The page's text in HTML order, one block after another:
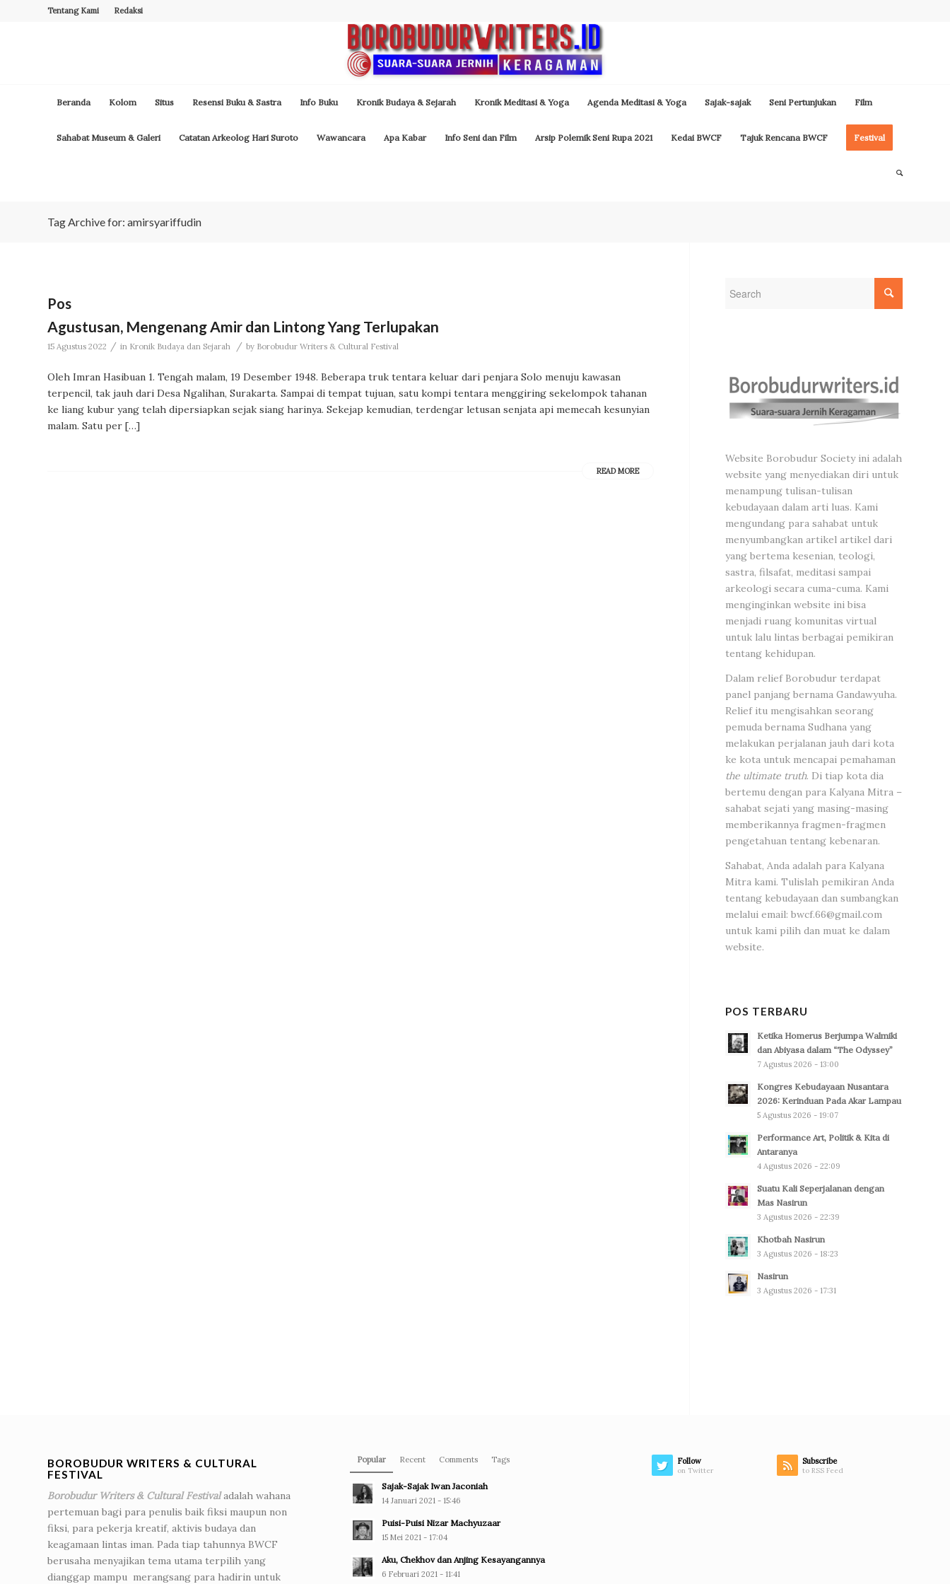
Tentang Kami Redaksi
Beranda Kolom Situs Resensi Buku & Sastra Info Buku Kronik Budaya & Sejarah Kronik Meditasi & Yoga Agenda Meditasi & Yoga Sajak-sajak Seni Pertunjukan Film
Sahabat Museum & Galeri Catatan Arkeolog Hari Suroto Wawancara Apa Kabar Info Seni dan Film Arsip Polemik Seni Rupa 2021 Kedai BWCF Tajuk Rencana BWCF Festival
Tag Archive for: amirsyariffudin
Pos
Agustusan, Mengenang Amir dan Lintong Yang Terlupakan
15 Agustus 2022 / in Kronik Budaya dan Sejarah / by Borobudur Writers & Cultural Festival
Oleh Imran Hasibuan 1. Tengah malam, 19 Desember 1948. Beberapa truk tentara keluar dari penjara Solo menuju kawasan
terpencil, tak jauh dari Desa Ngalihan, Surakarta. Sampai di tempat tujuan, satu kompi tentara menggiring sekelompok tahanan
ke liang kubur yang telah dipersiapkan sejak siang harinya. Sekejap kemudian, terdengar letusan senjata api memecah kesunyian
malam. Satu per […]
READ MORE
Website Borobudur Society ini adalah
website yang menyediakan diri untuk
menampung tulisan-tulisan
kebudayaan dalam arti luas. Kami
mengundang para sahabat untuk
menyumbangkan artikel artikel dari
yang bertema kesenian, teologi,
sastra, filsafat, meditasi sampai
arkeologi secara cuma-cuma. Kami
menginginkan website ini bisa
menjadi ruang komunitas virtual
untuk lalu lintas berbagai pemikiran
tentang kehidupan.
Dalam relief Borobudur terdapat
panel panjang bernama Gandawyuha.
Relief itu mengisahkan seorang
pemuda bernama Sudhana yang
melakukan perjalanan jauh dari kota
ke kota untuk mencapai pemahaman
the ultimate truth. Di tiap kota dia
bertemu dengan para Kalyana Mitra –
sahabat sejati yang masing-masing
memberikannya fragmen-fragmen
pengetahuan tentang kebenaran.
Sahabat, Anda adalah para Kalyana
Mitra kami. Tulislah pemikiran Anda
tentang kebudayaan dan sumbangkan
melalui email: bwcf.66@gmail.com
untuk kami pilih dan muat ke dalam
website.
POS TERBARU
Ketika Homerus Berjumpa Walmiki
dan Abiyasa dalam “The Odyssey”
7 Agustus 2026 - 13:00
Kongres Kebudayaan Nusantara
2026: Kerinduan Pada Akar Lampau
5 Agustus 2026 - 19:07
Performance Art, Politik & Kita di
Antaranya
4 Agustus 2026 - 22:09
Suatu Kali Seperjalanan dengan
Mas Nasirun
3 Agustus 2026 - 22:39
Khotbah Nasirun
3 Agustus 2026 - 18:23
Nasirun
3 Agustus 2026 - 17:31
BOROBUDUR WRITERS & CULTURAL
FESTIVAL
Borobudur Writers & Cultural Festivaladalah wahana
pertemuan bagi para penulis baik fiksi maupun non
fiksi, para pekerja kreatif, aktivis budaya dan
keagamaan lintas iman. Pada tiap tahunnya BWCF
berusaha menyajikan tema utama terpilih yang
dianggap mampu merangsang para hadirin untuk
Popular Recent Comments Tags
Sajak-Sajak Iwan Jaconiah
14 Januari 2021 - 15:46
Puisi-Puisi Nizar Machyuzaar
15 Mei 2021 - 17:04
Aku, Chekhov dan Anjing Kesayangannya
6 Februari 2021 - 11:41
Follow
on Twitter
Subscribe
to RSS Feed